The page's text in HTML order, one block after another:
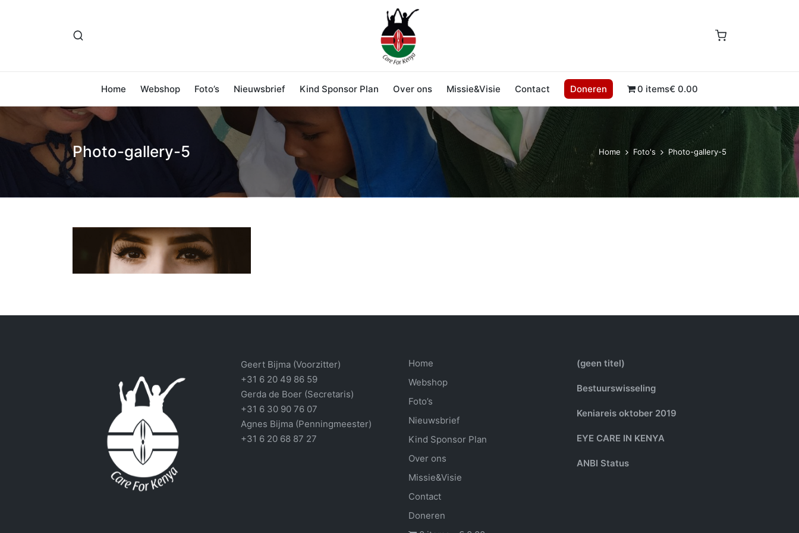
Home Webshop Foto’s Nieuwsbrief Kind Sponsor Plan Over ons Missie&Visie Contact Doneren 0 items€ 0.00
Photo-gallery-5 Home Foto's Photo-gallery-5
Geert Bijma (Voorzitter)
+31 6 20 49 86 59
Gerda de Boer (Secretaris)
+31 6 30 90 76 07
Agnes Bijma (Penningmeester)
+31 6 20 68 87 27
Home
Webshop
Foto’s
Nieuwsbrief
Kind Sponsor Plan
Over ons
Missie&Visie
Contact
Doneren
(geen titel)
Bestuurswisseling
Keniareis oktober 2019
EYE CARE IN KENYA
ANBI Status